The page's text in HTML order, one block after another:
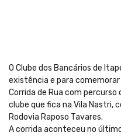
O Clube dos Bancários de
existência e para
Corrida de Rua com
clube que fica na Vila Nastri,
Rodovia Raposo Tavares.
A corrida aconteceu no